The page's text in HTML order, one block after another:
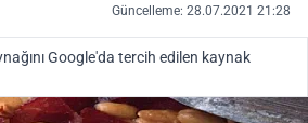
Güncelleme: 28.07.2021 21:28
Google'da tercih edilen kaynak